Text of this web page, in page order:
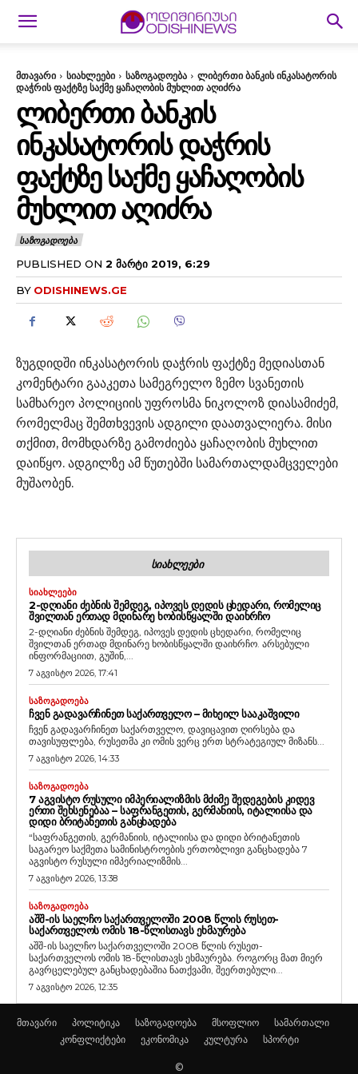
მთავარი სიახლეები საზოგადოება
ლიბერთი ბანკის ინკასატორის
დაჭრის ფაქტზე საქმე ყაჩაღობის მუხლით აღიძრა
ᲚᲘᲑᲔᲠᲗᲘ ᲑᲐᲜᲙᲘᲡ
ᲘᲜᲙᲐᲡᲐᲢᲝᲠᲘᲡ ᲓᲐᲭᲠᲘᲡ
ᲤᲐᲥᲢᲖᲔ ᲡᲐᲥᲛᲔ ᲧᲐᲩᲐᲦᲝᲑᲘᲡ
ᲛᲣᲮᲚᲘᲗ ᲐᲦᲘᲫᲠᲐ
ᲡᲐᲖᲝᲒᲐᲓᲝᲔᲑᲐ
PUBLISHED ON 2 ᲛᲐᲠᲢᲘ 2019, 6:29
BY ODISHINEWS.GE
ზუგდიდში ინკასატორის დაჭრის ფაქტზე მედიასთან
კომენტარი გააკეთა სამეგრელო ზემო სვანეთის
სამხარეო პოლიციის უფროსმა ნიკოლოზ დიასამიძემ,
რომელმაც შემთხვევის ადგილი დაათვალიერა. მისი
თქმით, მომხდარზე გამოძიება ყაჩაღობის მუხლით
დაიწყო. ადგილზე ამ წუთებში სამართალდამცველები
მუშაობენ.
ᲡᲘᲐᲮᲚᲔᲔᲑᲘ
ᲡᲘᲐᲮᲚᲔᲔᲑᲘ
2-ᲓᲦᲘᲐᲜᲘ ᲫᲔᲑᲜᲘᲡ ᲨᲔᲛᲓᲔᲒ, ᲘᲞᲝᲕᲔᲡ ᲓᲔᲓᲘᲡ ᲪᲮᲔᲓᲐᲠᲘ, ᲠᲝᲛᲔᲚᲘᲪ
ᲨᲕᲘᲚᲗᲐᲜ ᲔᲠᲗᲐᲓ ᲛᲓᲘᲜᲐᲠᲔ ᲮᲝᲑᲘᲡᲬᲧᲐᲚᲨᲘ ᲓᲐᲘᲮᲠᲩᲝ
2-დღიანი ძებნის შემდეგ, იპოვეს დედის ცხედარი, რომელიც
შვილთან ერთად მდინარე ხობისწყალში დაიხრჩო. არსებული
ინფორმაციით, გუშინ,...
7 აგვისტო 2026, 17:41
ᲡᲐᲖᲝᲒᲐᲓᲝᲔᲑᲐ
ᲩᲕᲔᲜ ᲒᲐᲓᲐᲕᲐᲠᲩᲘᲜᲔᲗ ᲡᲐᲥᲐᲠᲗᲕᲔᲚᲝ – ᲛᲘᲮᲔᲘᲚ ᲡᲐᲐᲙᲐᲨᲕᲘᲚᲘ
ჩვენ გადავარჩინეთ საქართველო, დავიცავით ღირსება და
თავისუფლება, რუსეთმა კი ომის ვერც ერთ სტრატეგიულ მიზანს...
7 აგვისტო 2026, 14:33
ᲡᲐᲖᲝᲒᲐᲓᲝᲔᲑᲐ
7 ᲐᲒᲕᲘᲡᲢᲝ ᲠᲣᲡᲣᲚᲘ ᲘᲛᲞᲔᲠᲘᲐᲚᲘᲖᲛᲘᲡ ᲛᲫᲘᲛᲔ ᲨᲔᲓᲔᲒᲔᲑᲘᲡ ᲙᲘᲓᲔᲕ
ᲔᲠᲗᲘ ᲨᲔᲮᲡᲔᲜᲔᲑᲐᲐ – ᲡᲐᲤᲠᲐᲜᲒᲔᲗᲘᲡ, ᲒᲔᲠᲛᲐᲜᲘᲘᲡ, ᲘᲢᲐᲚᲘᲘᲡᲐ ᲓᲐ
ᲓᲘᲓᲘ ᲑᲠᲘᲢᲐᲜᲔᲗᲘᲡ ᲒᲐᲜᲪᲮᲐᲓᲔᲑᲐ
“საფრანგეთის, გერმანიის, იტალიისა და დიდი ბრიტანეთის
საგარეო საქმეთა სამინისტროების ერთობლივი განცხადება 7
აგვისტო რუსული იმპერიალიზმის...
7 აგვისტო 2026, 13:38
ᲡᲐᲖᲝᲒᲐᲓᲝᲔᲑᲐ
ᲐᲨᲨ-ᲘᲡ ᲡᲐᲔᲚᲩᲝ ᲡᲐᲥᲐᲠᲗᲕᲔᲚᲝᲨᲘ 2008 ᲬᲚᲘᲡ ᲠᲣᲡᲔᲗ-
ᲡᲐᲥᲐᲠᲗᲕᲔᲚᲝᲡ ᲝᲛᲘᲡ 18-ᲬᲚᲘᲡᲗᲐᲕᲡ ᲔᲮᲛᲐᲣᲠᲔᲑᲐ
აშშ-ის საელჩო საქართველოში 2008 წლის რუსეთ-
საქართველოს ომის 18-წლისთავს ეხმაურება. როგორც მათ მიერ
გავრცელებულ განცხადებაშია ნათქვამი, შეერთებული...
7 აგვისტო 2026, 12:35
მთავარი პოლიტიკა საზოგადოება მსოფლიო
სამართალი
კონფლიქტები
ეკონომიკა კულტურა სპორტი
©